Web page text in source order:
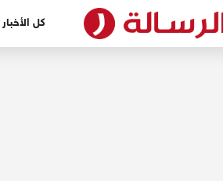
كل الأخبار